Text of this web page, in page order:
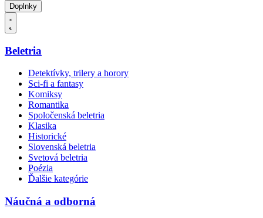
Doplnky
Beletria
Detektívky, trilery a horory
Sci-fi a fantasy
Komiksy
Romantika
Spoločenská beletria
Klasika
Historické
Slovenská beletria
Svetová beletria
Poézia
Ďalšie kategórie
Náučná a odborná